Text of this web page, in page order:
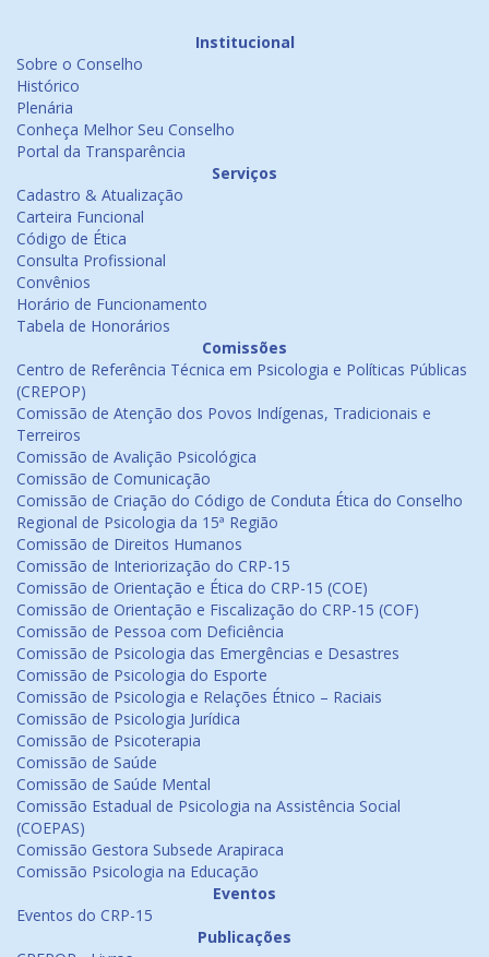
Institucional
Sobre o Conselho
Histórico
Plenária
Conheça Melhor Seu Conselho
Portal da Transparência
Serviços
Cadastro & Atualização
Carteira Funcional
Código de Ética
Consulta Profissional
Convênios
Horário de Funcionamento
Tabela de Honorários
Comissões
Centro de Referência Técnica em Psicologia e Políticas Públicas
(CREPOP)
Comissão de Atenção dos Povos Indígenas, Tradicionais e
Terreiros
Comissão de Avalição Psicológica
Comissão de Comunicação
Comissão de Criação do Código de Conduta Ética do Conselho
Regional de Psicologia da 15ª Região
Comissão de Direitos Humanos
Comissão de Interiorização do CRP-15
Comissão de Orientação e Ética do CRP-15 (COE)
Comissão de Orientação e Fiscalização do CRP-15 (COF)
Comissão de Pessoa com Deficiência
Comissão de Psicologia das Emergências e Desastres
Comissão de Psicologia do Esporte
Comissão de Psicologia e Relações Étnico – Raciais
Comissão de Psicologia Jurídica
Comissão de Psicoterapia
Comissão de Saúde
Comissão de Saúde Mental
Comissão Estadual de Psicologia na Assistência Social
(COEPAS)
Comissão Gestora Subsede Arapiraca
Comissão Psicologia na Educação
Eventos
Eventos do CRP-15
Publicações